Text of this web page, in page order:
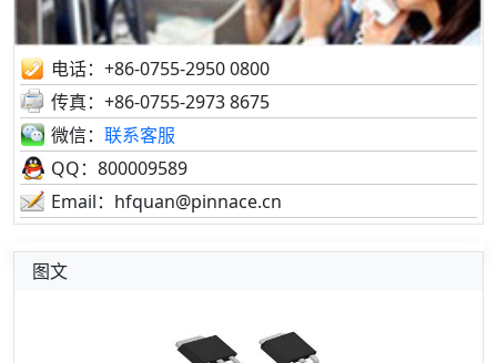
电话：+86-0755-2950 0800
传真：+86-0755-2973 8675
微信： 联系客服
QQ：800009589
Email：hfquan@pinnace.cn
图文